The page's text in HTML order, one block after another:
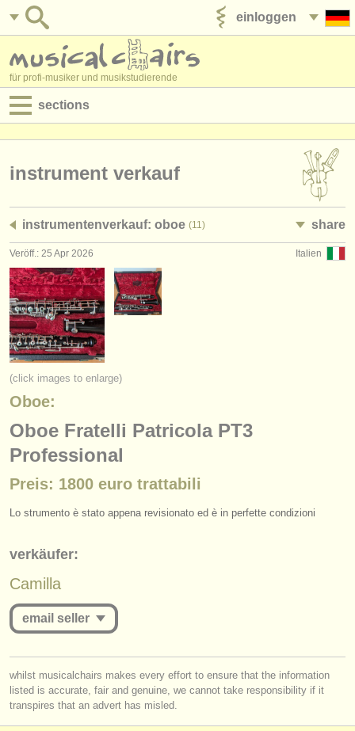
einloggen
für profi-musiker und musikstudierende
sections
jobs - verwaltung
degree courses
kurse
musikwettbewerbe
instrumentenverkauf
gestohlene instrumente
verzeichnisse:
orchester
musicalchairs:
über musicalchairs
kontakt
rss feeds
nachrichten in der klassischen musik
instrument verkauf
instrumentenverkauf: oboe (11) share
Italien
Veröff.: 25 Apr 2026
(click images to enlarge)
Oboe:
Oboe Fratelli Patricola PT3
Professional
Preis: 1800 euro trattabili
Lo strumento è stato appena revisionato ed è in perfette condizioni
verkäufer:
Camilla
email seller
log inorcreate an accountto continue.
whilst musicalchairs makes every effort to ensure that the information
listed is accurate, fair and genuine, we cannot take responsibility if it
transpires that an advert has misled.